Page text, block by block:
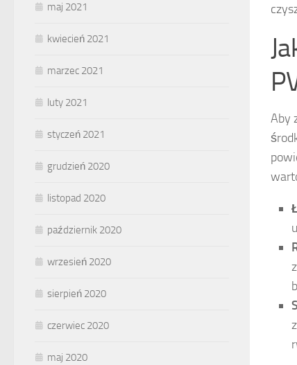
Aby
maj 2021
kwiecień 2021
marzec 2021
luty 2021
styczeń 2021
grudzień 2020
listopad 2020
październik 2020
wrzesień 2020
sierpień 2020
czerwiec 2020
maj 2020